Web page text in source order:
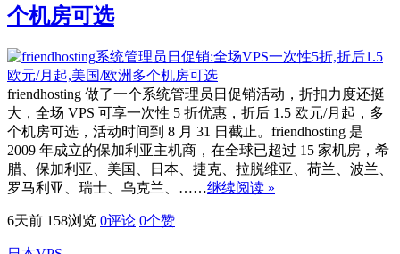
个机房可选
friendhosting 做了一个系统管理员日促销活动，折扣力度还挺
大，全场 VPS 可享一次性 5 折优惠，折后 1.5 欧元/月起，多
个机房可选，活动时间到 8 月 31 日截止。friendhosting 是
2009 年成立的保加利亚主机商，在全球已超过 15 家机房，希
腊、保加利亚、美国、日本、捷克、拉脱维亚、荷兰、波兰、
罗马利亚、瑞士、乌克兰、……继续阅读 »
6天前 158浏览 0评论 0个赞